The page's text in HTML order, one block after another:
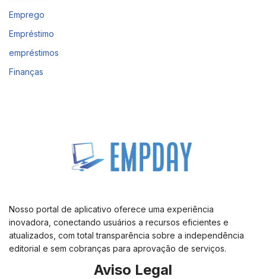
Emprego
Empréstimo
empréstimos
Finanças
Nosso portal de aplicativo oferece uma experiência
inovadora, conectando usuários a recursos eficientes e
atualizados, com total transparência sobre a independência
editorial e sem cobranças para aprovação de serviços.
Aviso Legal